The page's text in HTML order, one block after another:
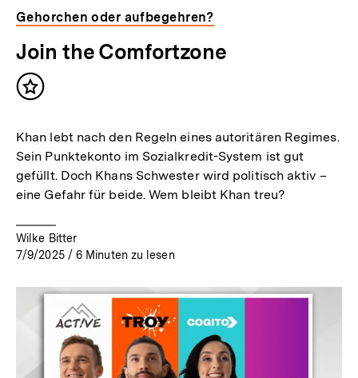
Gehorchen oder aufbegehren?
Join the Comfortzone
Inhalt
Khan lebt nach den Regeln eines autoritären Regimes.
Sein Punktekonto im Sozialkredit-System ist gut
gefüllt. Doch Khans Schwester wird politisch aktiv –
eine Gefahr für beide. Wem bleibt Khan treu?
Wilke Bitter
7/9/2025 / 6 Minuten zu lesen